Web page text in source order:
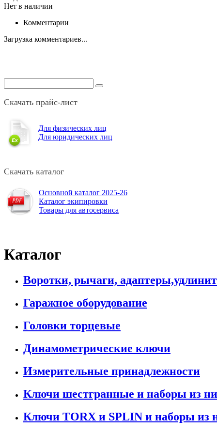
Нет в наличии
Комментарии
Загрузка комментариев...
Скачать прайс-лист
Для физических лиц
Для юридических лиц
Скачать каталог
Основной каталог 2025-26
Каталог экипировки
Товары для автосервиса
Каталог
Воротки, рычаги,
Гаражное оборудование
Головки торцевые
Динамометрические ключи
Измерительные принадлежности
Ключи шестгранные и наборы из
Ключи TORX и SPLIN и наборы из